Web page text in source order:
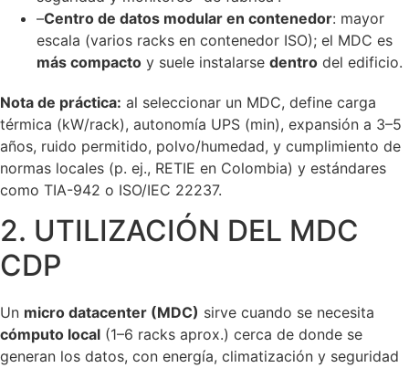
–Centro de datos modular en contenedor: mayor
escala (varios racks en contenedor ISO); el MDC es
más compacto y suele instalarse dentro del edificio.
Nota de práctica: al seleccionar un MDC, define carga
térmica (kW/rack), autonomía UPS (min), expansión a 3–5
años, ruido permitido, polvo/humedad, y cumplimiento de
normas locales (p. ej., RETIE en Colombia) y estándares
como TIA-942 o ISO/IEC 22237.
2. UTILIZACIÓN DEL MDC
CDP
Un micro datacenter (MDC) sirve cuando se necesita
cómputo local (1–6 racks aprox.) cerca de donde se
generan los datos, con energía, climatización y seguridad